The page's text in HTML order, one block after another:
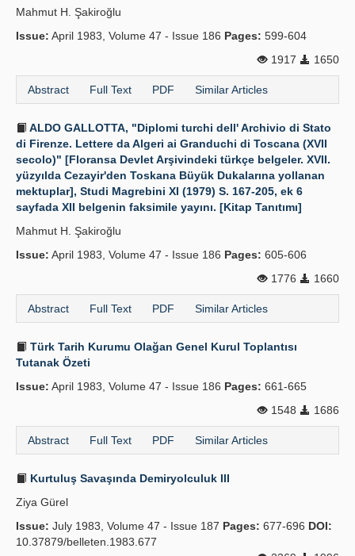
Mahmut H. Şakiroğlu
Issue: April 1983, Volume 47 - Issue 186 Pages: 599-604
1917
1650
Abstract Full Text PDF Similar Articles
ALDO GALLOTTA, "Diplomi turchi dell' Archivio di Stato
di Firenze. Lettere da Algeri ai Granduchi di Toscana (XVII
secolo)" [Floransa Devlet Arşivindeki türkçe belgeler. XVII.
yüzyılda Cezayir'den Toskana Büyük Dukalarına yollanan
mektuplar], Studi Magrebini XI (1979) S. 167-205, ek 6
sayfada XII belgenin faksimile yayını. [Kitap Tanıtımı]
Mahmut H. Şakiroğlu
Issue: April 1983, Volume 47 - Issue 186 Pages: 605-606
1776
1660
Abstract Full Text PDF Similar Articles
Türk Tarih Kurumu Olağan Genel Kurul Toplantısı
Tutanak Özeti
Issue: April 1983, Volume 47 - Issue 186 Pages: 661-665
1548
1686
Abstract Full Text PDF Similar Articles
Kurtuluş Savaşında Demiryolculuk III
Ziya Gürel
Issue: July 1983, Volume 47 - Issue 187 Pages: 677-696 DOI:
10.37879/belleten.1983.677